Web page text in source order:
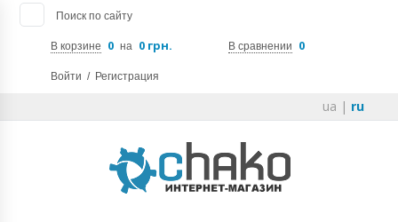
Поиск по сайту
В корзине 0 на 0 грн. В сравнении 0
Войти / Регистрация
ua | ru